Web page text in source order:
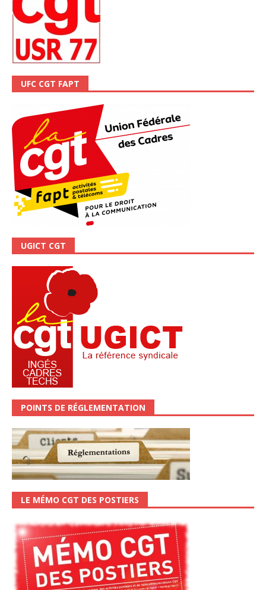
UFC CGT FAPT
UGICT CGT
POINTS DE RÉGLEMENTATION
LE MÉMO CGT DES POSTIERS